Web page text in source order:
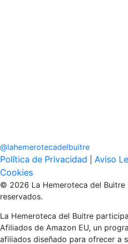
@lahemerotecadelbuitre
Política de Privacidad Aviso
Cookies
© 2026 La Hemeroteca del Buitre
reservados.
La Hemeroteca del Buitre
Afiliados de Amazon EU, un
afiliados diseñado para ofrecer a